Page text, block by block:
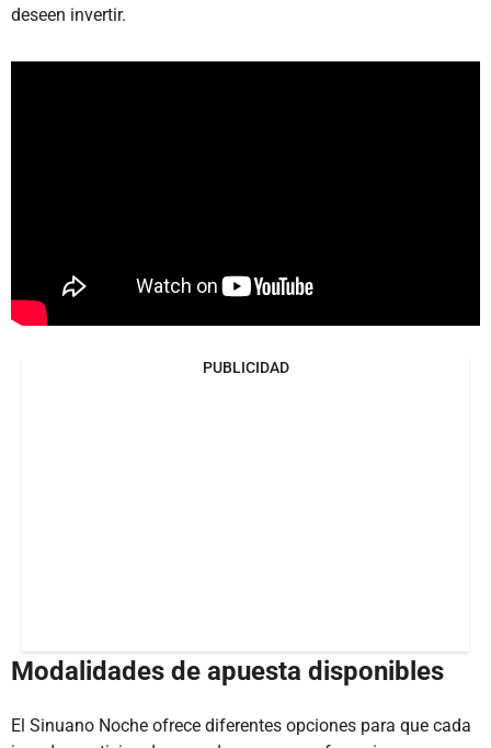
deseen invertir.
PUBLICIDAD
Modalidades de apuesta disponibles
El Sinuano Noche ofrece diferentes opciones para que cada